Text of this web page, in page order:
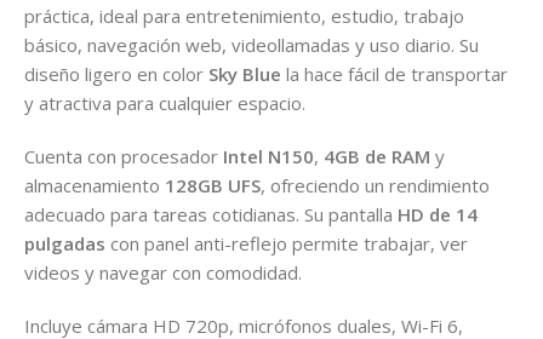
práctica, ideal para entretenimiento, estudio, trabajo
básico, navegación web, videollamadas y uso diario. Su
diseño ligero en color Sky Blue la hace fácil de transportar
y atractiva para cualquier espacio.
Cuenta con procesador Intel N150, 4GB de RAM y
almacenamiento 128GB UFS, ofreciendo un rendimiento
adecuado para tareas cotidianas. Su pantalla HD de 14
pulgadas con panel anti-reflejo permite trabajar, ver
videos y navegar con comodidad.
Incluye cámara HD 720p, micrófonos duales, Wi-Fi 6,